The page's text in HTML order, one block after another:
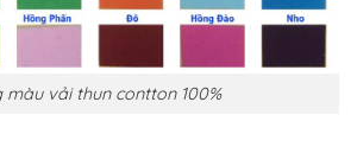
màu vải thun contton 100%